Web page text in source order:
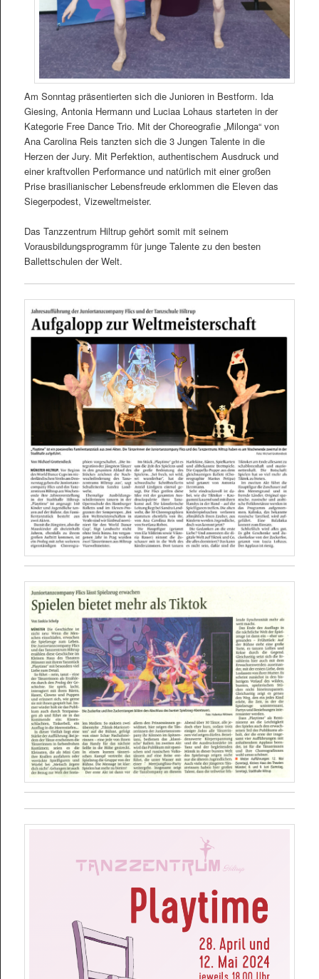
Am Sonntag präsentierten sich die Junioren in Bestform. Ida
Giesing, Antonia Hermann und Luciaa Lohaus starteten in der
Kategorie Free Dance Trio. Mit der Choreografie „Milonga“ von
Ana Carolina Reis tanzten sich die 3 Jungen Talente in die
Herzen der Jury. Mit Perfektion, authentischem Ausdruck und
einer kraftvollen Performance und natürlich mit einer großen
Prise brasilianischer Lebensfreude erklommen die Eleven das
Siegerpodest, Vizeweltmeister.
Das Tanzzentrum Hiltrup gehört somit mit seinem
Vorausbildungsprogramm für junge Talente zu den besten
Ballettschulen der Welt.